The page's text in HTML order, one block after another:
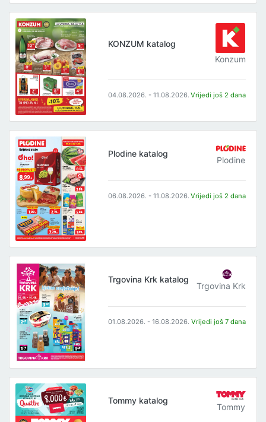
KONZUM katalog
Konzum
04.08.2026. - 11.08.2026. Vrijedi još 2 dana
Plodine katalog
Plodine
06.08.2026. - 11.08.2026. Vrijedi još 2 dana
Trgovina Krk katalog
Trgovina Krk
01.08.2026. - 16.08.2026. Vrijedi još 7 dana
Tommy katalog
Tommy